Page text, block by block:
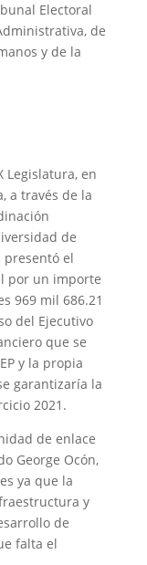
Electoral
de
y de la
Legislatura, en
a través de la
de
presentó el
por un importe
969 mil 686.21
del Ejecutivo
que se
y la propia
garantizaría la
2021.
de enlace
George Ocón,
ya que la
y
de
falta el